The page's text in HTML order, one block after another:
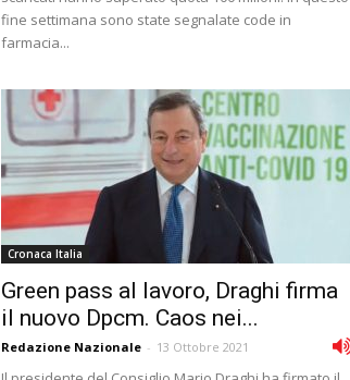
fine settimana sono state segnalate code in
farmacia...
Cronaca Italia
Green pass al lavoro, Draghi firma
il nuovo Dpcm. Caos nei...
Redazione Nazionale - 13 Ottobre 2021